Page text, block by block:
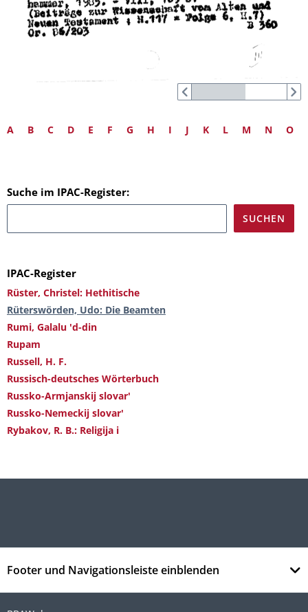
A B C D E F G H I J K L M N O
Suche im IPAC-Register:
IPAC-Register
Rüster, Christel: Hethitische
Rüterswörden, Udo: Die Beamten
Rumi, Galalu 'd-din
Rupam
Russell, H. F.
Russisch-deutsches Wörterbuch
Russko-Armjanskij slovar'
Russko-Nemeckij slovar'
Rybakov, R. B.: Religija i
Footer und Navigationsleiste einblenden